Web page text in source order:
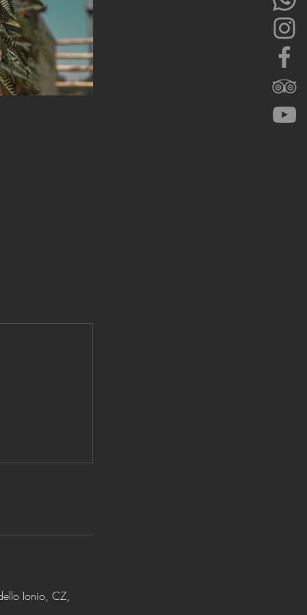
Ionio, CZ,